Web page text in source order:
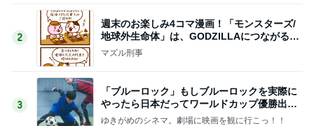
2
週末のお楽しみ4コマ漫画！「モンスターズ/
地球外生命体」は、GODZILLAにつながる出
世作！
マズル刑事
3
「ブルーロック」もしブルーロックを実際に
やったら日本だってワールドカップ優勝出来
るかもしれません
ゆきがめのシネマ。劇場に映画を観に行こっ！！